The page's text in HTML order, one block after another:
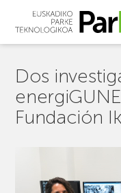
Dos
Fundación